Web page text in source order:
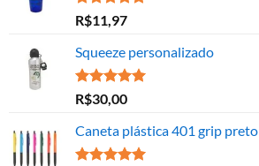
Avaliação
5.00
de 5
R$11,97
Squeeze personalizado
Avaliação
5.00
de 5
R$30,00
Caneta plástica 401 grip preto